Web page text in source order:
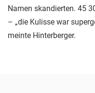
Namen skandierten. 45
– „die Kulisse war
meinte Hinterberger.